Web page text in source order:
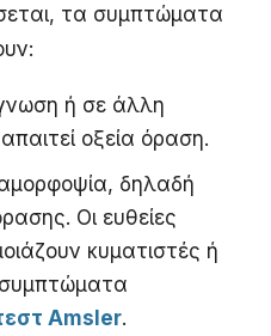
τα συμπτώματα
ή σε άλλη
οξεία όραση.
δηλαδή
Οι ευθείες
κυματιστές ή
Amsler.